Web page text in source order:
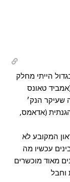
הייתי מחלק
טאונס
שעיקר הנק׳
(אדאמס,
המקובע לא
עכשיו מה
מאוד מוכשרים
וחבל